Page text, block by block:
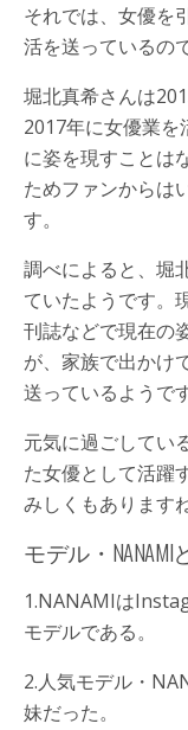
それでは、女優を
活を送っているの
堀北真希さんは
2017年に女優業
に姿を現すことは
ためファンからは
す。
調べによると、堀
ていたようです。
刊誌などで現在の
が、家族で出かけ
送っているようです
元気に過ごしてい
た女優として活躍
みしくもありますね
モデル・
1.NANAMIは
モデルである。
2.人気モデル・
妹だった。